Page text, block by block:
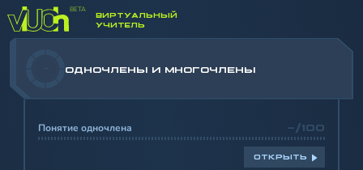
ВИРТУАЛЬНЫЙ
УЧИТЕЛЬ
ОДНОЧЛЕНЫ И МНОГОЧЛЕНЫ
Понятие одночлена -/100
ОТКРЫТЬ